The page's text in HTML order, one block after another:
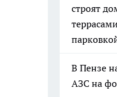
строят
В Пензе
АЗС на